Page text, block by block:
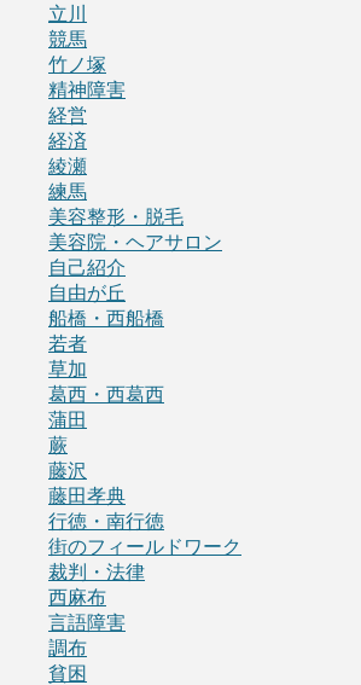
立川
競馬
竹ノ塚
精神障害
経営
経済
綾瀬
練馬
美容整形・脱毛
美容院・ヘアサロン
自己紹介
自由が丘
船橋・西船橋
若者
草加
葛西・西葛西
蒲田
蕨
藤沢
藤田孝典
行徳・南行徳
街のフィールドワーク
裁判・法律
西麻布
言語障害
調布
貧困